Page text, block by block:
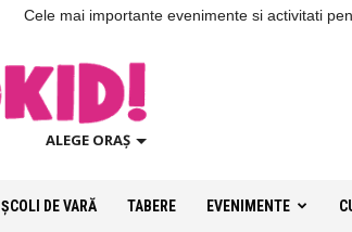
Cele mai importante evenimente si activitati
ALEGE ORAȘ
ŞCOLI DE VARĂ TABERE EVENIMENTE